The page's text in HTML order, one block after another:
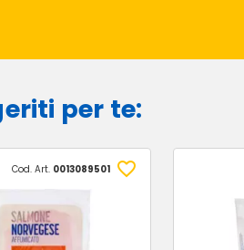
per te:
Cod. Art. 0013089501